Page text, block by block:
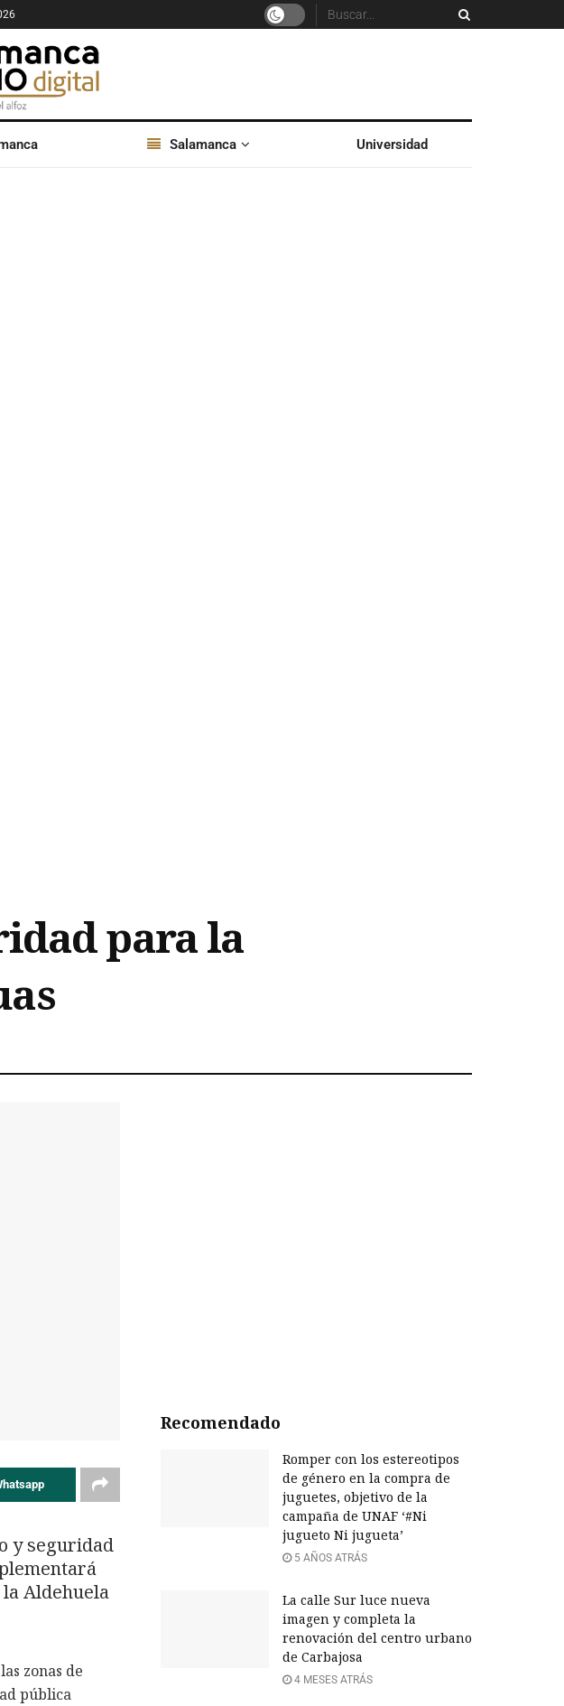
Salamanca Universidad
para la
y seguridad
Aldehuela
zonas de
pública
Recomendado
Romper con los estereotipos
de género en la compra de
juguetes, objetivo de la
campaña de UNAF ‘#Ni
jugueto Ni jugueta’
5 AÑOS ATRÁS
La calle Sur luce nueva
imagen y completa la
renovación del centro urbano
de Carbajosa
4 MESES ATRÁS